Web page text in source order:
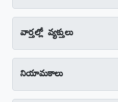
వార్తల్లో వ్యక్తులు
నియామకాలు